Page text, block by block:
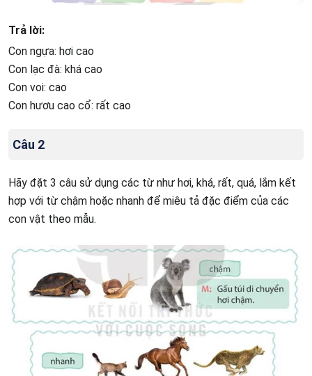
Trả lời:
Con ngựa: hơi cao
Con lạc đà: khá cao
Con voi: cao
Con hươu cao cổ: rất cao
Câu 2
Hãy đặt 3 câu sử dụng các từ như hơi, khá, rất, quá, lắm kết
hợp với từ chậm hoặc nhanh để miêu tả đặc điểm của các
con vật theo mẫu.